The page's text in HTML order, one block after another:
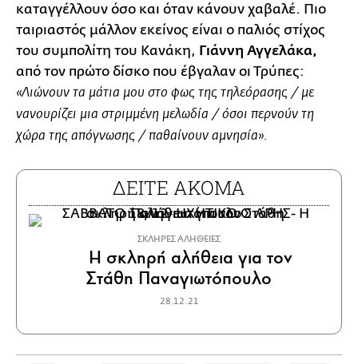
καταγγέλλουν όσο και όταν κάνουν χαβαλέ. Πιο
ταιριαστός μάλλον εκείνος είναι ο παλιός στίχος
του συμπολίτη του Κανάκη, Γιάννη Αγγελάκα,
από τον πρώτο δίσκο που έβγαλαν οι Τρύπες:
«Λιώνουν τα μάτια μου στο φως της τηλεόρασης / με
νανουρίζει μια στριμμένη μελωδία / όσοι περνούν τη
χώρα της απόγνωσης / παθαίνουν αμνησία».
ΔΕΙΤΕ ΑΚΟΜΑ
ΣΚΛΗΡΕΣ ΑΛΗΘΕΙΕΣ
Η σκληρή αλήθεια για τον
Στάθη Παναγιωτόπουλο
28.12.21